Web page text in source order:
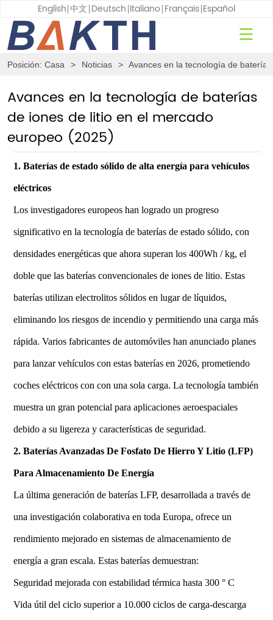
English 中文 Deutsch Italiano Français Español
Posición: Casa > Noticias > Avances en la tecnología de
Avances en la tecnología de baterías
de iones de litio en el mercado
europeo (2025)
1. Baterías de estado sólido de alta energía para vehículos
eléctricos
Los investigadores europeos han logrado un progreso
significativo en la tecnología de baterías de estado sólido, con
densidades energéticas que ahora superan los 400Wh / kg, el
doble que las baterías convencionales de iones de litio. Estas
baterías utilizan electrolitos sólidos en lugar de líquidos,
eliminando los riesgos de incendio y permitiendo una carga más
rápida. Varios fabricantes de automóviles han anunciado planes
para lanzar vehículos con estas baterías en 2026, prometiendo
coches eléctricos con con una sola carga. La tecnología también
muestra un gran potencial para aplicaciones aeroespaciales
debido a su ligereza y características de seguridad.
2. Baterías Avanzadas De Fosfato De Hierro Y Litio (LFP)
Para Almacenamiento De Energía
La última generación de baterías LFP, desarrollada a través de
una investigación colaborativa en toda Europa, ofrece un
rendimiento mejorado en sistemas de almacenamiento de
energía a gran escala. Estas baterías demuestran:
Seguridad mejorada con estabilidad térmica hasta 300 ° C
Vida útil del ciclo superior a 10.000 ciclos de carga-descarga